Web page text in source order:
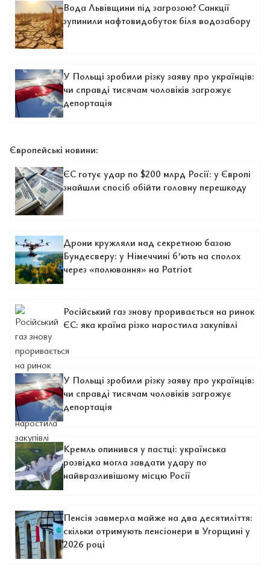
Вода Львівщини під загрозою? Санкції
зупинили нафтовидобуток біля водозабору
У Польщі зробили різку заяву про українців:
чи справді тисячам чоловіків загрожує
депортація
Європейські новини:
ЄС готує удар по $200 млрд Росії: у Європі
знайшли спосіб обійти головну перешкоду
Дрони кружляли над секретною базою
Бундесверу: у Німеччині б’ють на сполох
через «полювання» на Patriot
Російський газ знову проривається на ринок
ЄС: яка країна різко наростила закупівлі
У Польщі зробили різку заяву про українців:
чи справді тисячам чоловіків загрожує
депортація
Кремль опинився у пастці: українська
розвідка могла завдати удару по
найвразливішому місцю Росії
Пенсія завмерла майже на два десятиліття:
скільки отримують пенсіонери в Угорщині у
2026 році